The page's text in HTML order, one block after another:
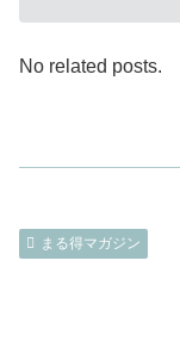
No related posts.
まる得マガジン